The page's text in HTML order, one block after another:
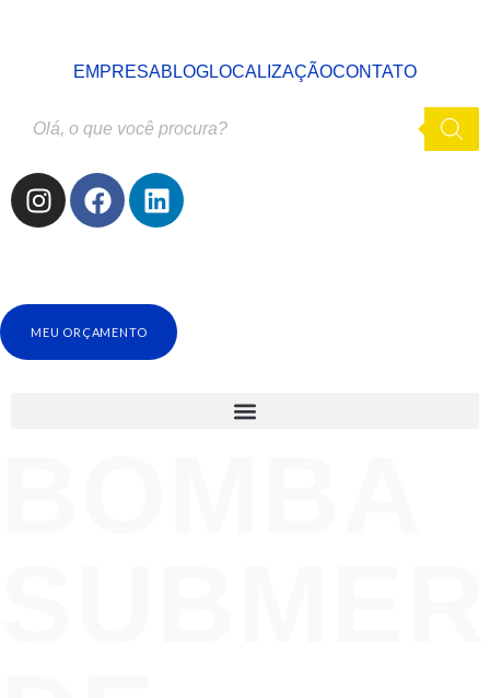
EMPRESABLOGLOCALIZAÇÃOCONTATO
MEU ORÇAMENTO